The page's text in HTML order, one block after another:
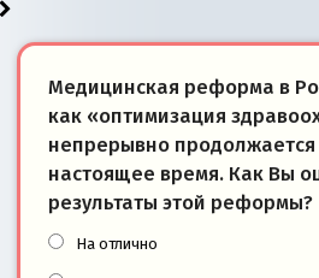
Медицинская реформа в
как «оптимизация
непрерывно продолжается
настоящее время. Как Вы
результаты этой реформы?
На отлично